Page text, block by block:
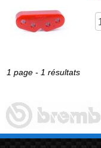
1 page - 1 résultats